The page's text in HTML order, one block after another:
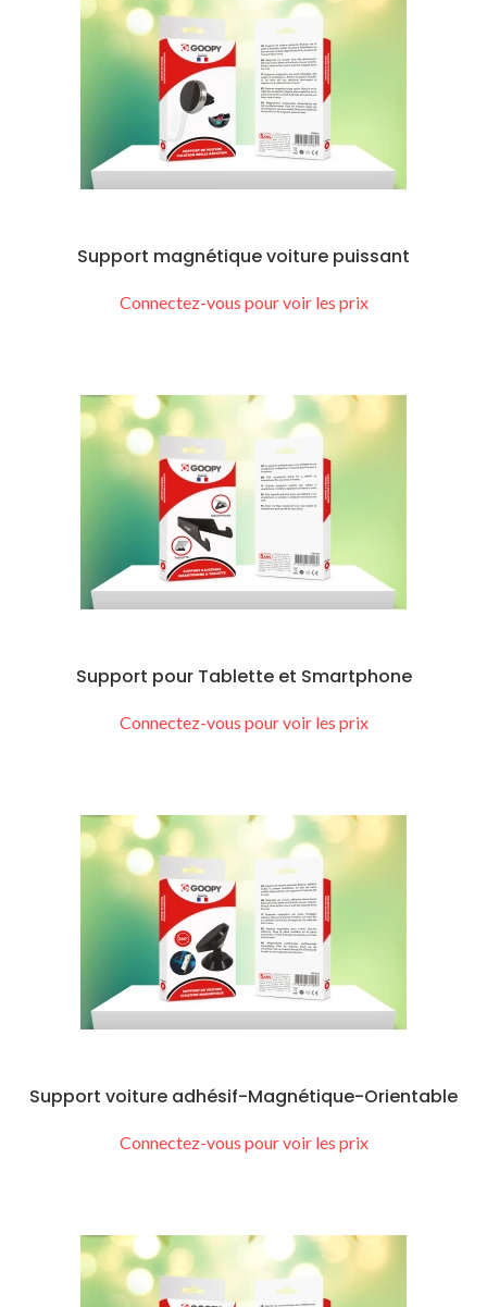
Support magnétique voiture puissant
Connectez-vous pour voir les prix
Support pour Tablette et Smartphone
Connectez-vous pour voir les prix
Support voiture adhésif-Magnétique-Orientable
Connectez-vous pour voir les prix